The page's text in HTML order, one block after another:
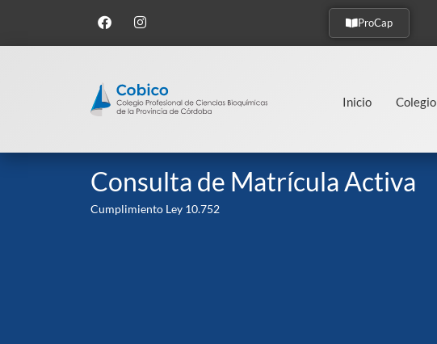
ProCap
Inicio Colegio
Consulta de Matrícula Activa
Cumplimiento Ley 10.752